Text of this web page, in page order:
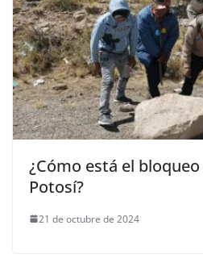
¿Cómo está el
Potosí?
21 de octubre de 2024